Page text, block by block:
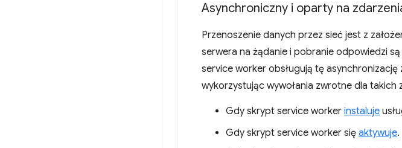
Asynchroniczny i oparty na
Przenoszenie danych przez sieć jest z
serwera na żądanie i pobranie odpowiedzi
service worker obsługują tę
wykorzystując wywołania zwrotne dla takich
Gdy skrypt service worker instaluje
Gdy skrypt service worker się aktywuje.